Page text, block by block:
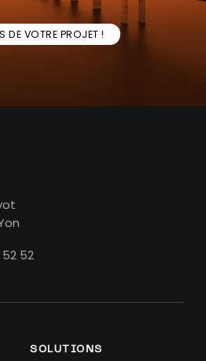
DE VOTRE PROJET !
52
SOLUTIONS